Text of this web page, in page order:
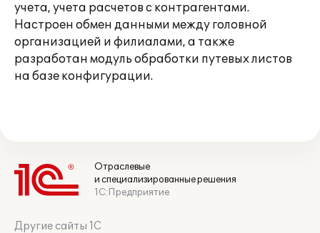
учета, учета расчетов с контрагентами.
Настроен обмен данными между головной
организацией и филиалами, а также
разработан модуль обработки путевых листов
на базе конфигурации.
Отраслевые
и специализированные решения
1С:Предприятие
Другие сайты 1С